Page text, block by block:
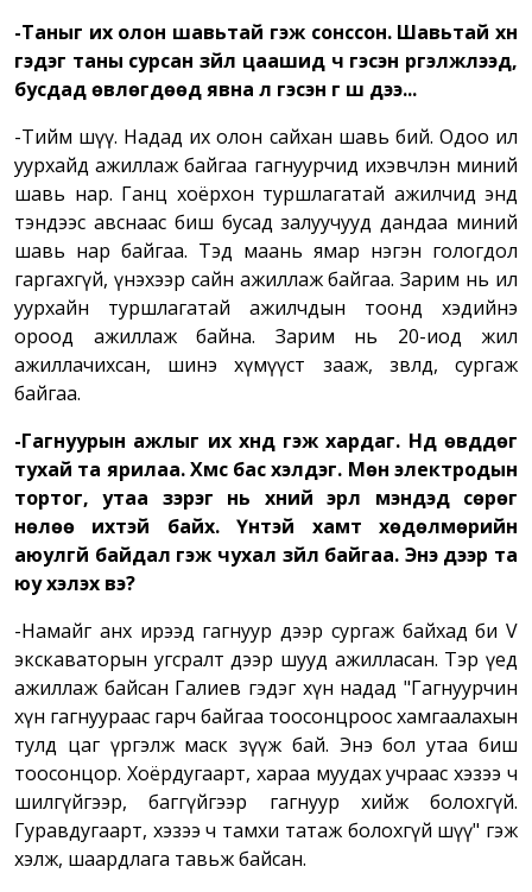
-Таныг их олон шавьтай гэж сонссон. Шавьтай хүн
гэдэг таны сурсан зүйл цаашид ч гэсэн үргэлжлээд,
бусдад өвлөгдөөд явна л гэсэн үг шүү дээ...
-Тийм шүү. Надад их олон сайхан шавь бий. Одоо ил
уурхайд ажиллаж байгаа гагнуурчид ихэвчлэн миний
шавь нар. Ганц хоёрхон туршлагатай ажилчид энд
тэндээс авснаас биш бусад залуучууд дандаа миний
шавь нар байгаа. Тэд маань ямар нэгэн гологдол
гаргахгүй, үнэхээр сайн ажиллаж байгаа. Зарим нь ил
уурхайн туршлагатай ажилчдын тоонд хэдийнэ
ороод ажиллаж байна. Зарим нь 20-иод жил
ажиллачихсан, шинэ хүмүүст зааж, зөвлөөд, сургаж
байгаа.
-Гагнуурын ажлыг их хүнд гэж хардаг. Нүд өвддөг
тухай та ярилаа. Хүмүүс бас хэлдэг. Мөн электродын
тортог, утаа зэрэг нь хүний эрүүл мэндэд сөрөг
нөлөө ихтэй байх. Үүнтэй хамт хөдөлмөрийн
аюулгүй байдал гэж чухал зүйл байгаа. Энэ дээр та
юу хэлэх вэ?
-Намайг анх ирээд гагнуур дээр сургаж байхад би V
экскаваторын угсралт дээр шууд ажилласан. Тэр үед
ажиллаж байсан Галиев гэдэг хүн надад "Гагнуурчин
хүн гагнуураас гарч байгаа тоосонцроос хамгаалахын
тулд цаг үргэлж маск зүүж бай. Энэ бол утаа биш
тоосонцор. Хоёрдугаарт, хараа муудах учраас хэзээ ч
шилгүйгээр, баггүйгээр гагнуур хийж болохгүй.
Гуравдугаарт, хэзээ ч тамхи татаж болохгүй шүү" гэж
хэлж, шаардлага тавьж байсан.